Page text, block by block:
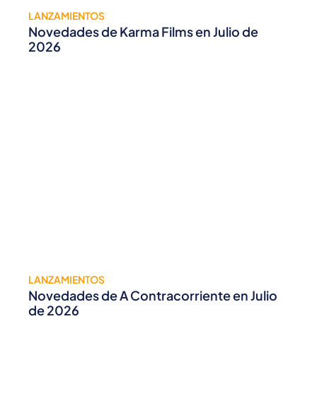
LANZAMIENTOS
Novedades de Karma Films en Julio de
2026
LANZAMIENTOS
Novedades de A Contracorriente en Julio
de 2026